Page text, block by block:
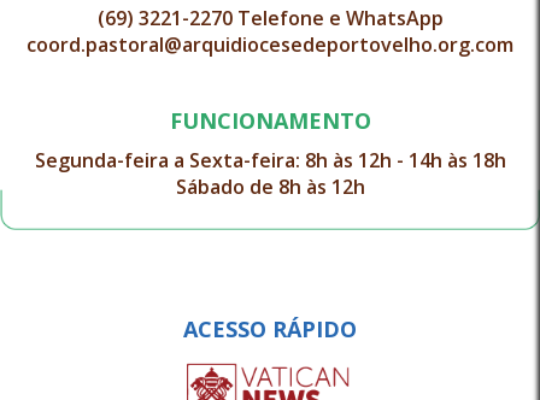
(69) 3221-2270 Telefone e WhatsApp
coord.pastoral@arquidiocesedeportovelho.org.com
FUNCIONAMENTO
Segunda-feira a Sexta-feira: 8h às 12h - 14h às 18h
Sábado de 8h às 12h
ACESSO RÁPIDO